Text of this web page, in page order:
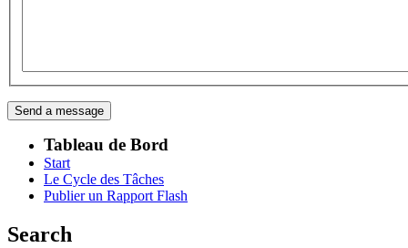
Tableau de Bord
Start
Le Cycle des Tâches
Publier un Rapport Flash
Search